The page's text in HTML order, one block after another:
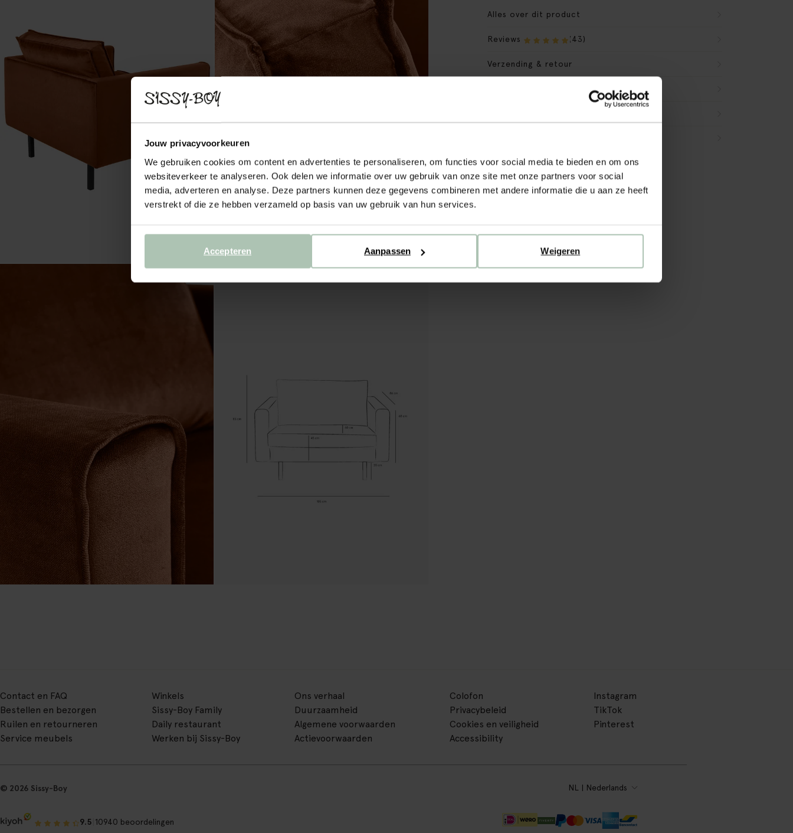
Jouw privacyvoorkeuren
We gebruiken cookies om content en advertenties te personaliseren, om functies voor social media te bieden en om ons
websiteverkeer te analyseren. Ook delen we informatie over uw gebruik van onze site met onze partners voor social
media, adverteren en analyse. Deze partners kunnen deze gegevens combineren met andere informatie die u aan ze heeft
verstrekt of die ze hebben verzameld op basis van uw gebruik van hun services.
Weigeren
Aanpassen
Accepteren
Alles over dit product
Reviews (43)
Verzending & retour
Contact en FAQ
Bestellen en bezorgen
Ruilen en retourneren
Service meubels
Winkels
Sissy-Boy Family
Daily restaurant
Werken bij Sissy-Boy
Ons verhaal
Duurzaamheid
Algemene voorwaarden
Actievoorwaarden
Colofon
Privacybeleid
Cookies en veiligheid
Accessibility
Instagram
TikTok
Pinterest
NL | Nederlands
© 2026 Sissy-Boy
9.5 10940 beoordelingen